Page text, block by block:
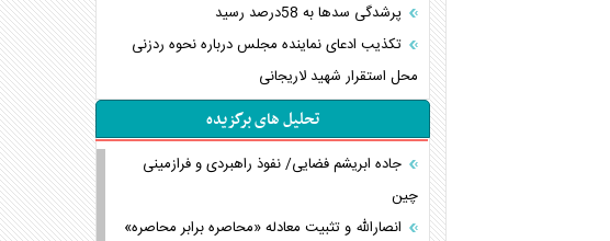
پرشدگی سدها به 58درصد رسید
تکذیب ادعای نماینده مجلس درباره نحوه ردزنی
محل استقرار شهید لاریجانی
تحلیل های برگزیده
جاده ابریشم فضایی/ نفوذ راهبردی و فرازمینی
چین
انصارالله و تثبیت معادله «محاصره برابر محاصره»